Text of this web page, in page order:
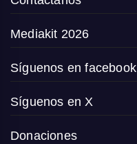
Mediakit 2026
Síguenos en facebook
Síguenos en X
Donaciones